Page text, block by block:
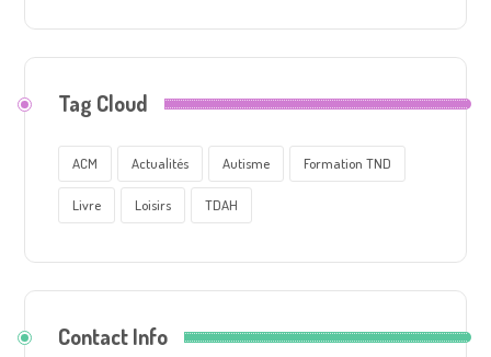
Tag Cloud
ACM Actualités Autisme Formation TND
Livre Loisirs TDAH
Contact Info